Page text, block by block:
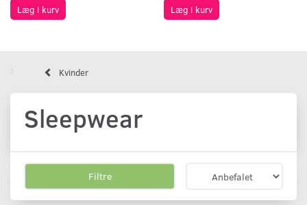
Læg i kurv Læg i kurv
Kvinder
Sleepwear
Filtre